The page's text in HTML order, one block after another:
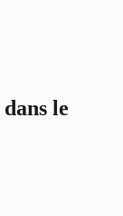
dans le